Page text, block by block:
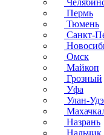
Пермь
Тюмень
Санкт-
Омск
Майкоп
Грозный
Уфа
Улан-Удэ
Назрань
Нальчик